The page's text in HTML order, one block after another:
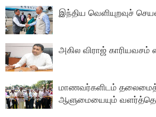
இந்திய வெளியுறவுச்
அகில விராஜ் காரியவசம்
மாணவர்களிடம்
ஆளுமையையும்